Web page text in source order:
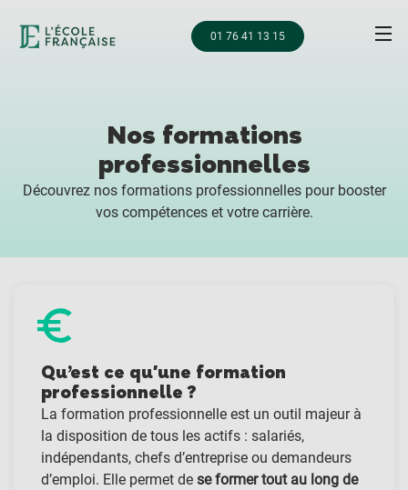
01 76 41 13 15
Nos formations
professionnelles
Découvrez nos formations professionnelles pour booster
vos compétences et votre carrière.
Qu’est ce qu'une formation
professionnelle ?
La formation professionnelle est un outil majeur à
la disposition de tous les actifs : salariés,
indépendants, chefs d’entreprise ou demandeurs
d’emploi. Elle permet de se former tout au long de